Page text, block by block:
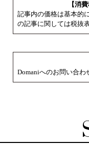
【消
記事内の価格は基本的
の記事に関しては税抜
Domaniへのお問い合わ